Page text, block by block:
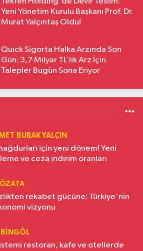
Yeni Yönetim Kurulu Başkanı Prof. Dr.
Murat Yalçıntaş Oldu!
Quick Sigorta Halka Arzında Son
Gün: 3,7 Milyar TL’lik Arz İçin
Talepler Bugün Sona Eriyor
BURAK YALÇIN
için yeni dönem! Yeni
ve ceza indirim oranları
rekabet gücüne: Türkiye'nin
vizyonu
BINGÖL
restoran, kafe ve otellerde